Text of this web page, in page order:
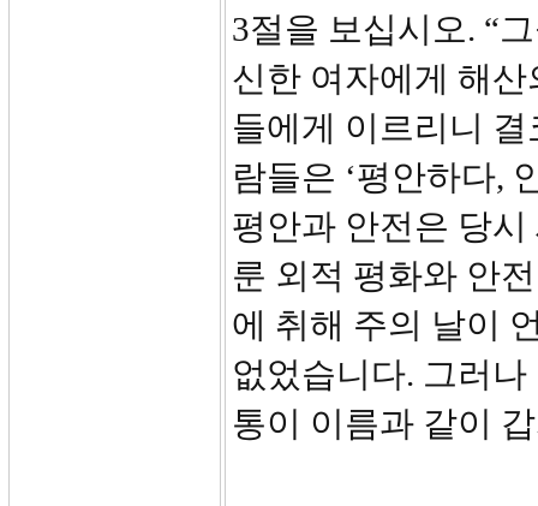
3절을 보십시오. “
신한 여자에게 해
들에게 이르리니
람들은 ‘평안하다,
평안과 안전은 당
룬 외적 평화와 안
에 취해 주의 날이
없었습니다. 그러나
통이 이름과 같이